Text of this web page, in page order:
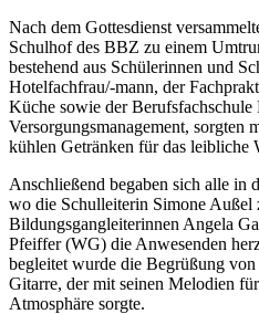
Nach dem Gottesdienst
Schulhof des BBZ zu einem
bestehend aus Schülerinnen und
Hotelfachfrau/-mann, der
Küche sowie der Berufsfachschule
Versorgungsmanagement, sorgten
kühlen Getränken für das leibliche
Anschließend begaben sich alle in
wo die Schulleiterin Simone Außel
Bildungsgangleiterinnen Angela
Pfeiffer (WG) die Anwesenden
begleitet wurde die Begrüßung
Gitarre, der mit seinen Melodien
Atmosphäre sorgte.